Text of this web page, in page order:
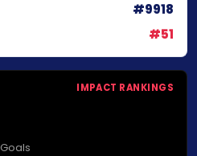
#9918
#51
IMPACT RANKINGS